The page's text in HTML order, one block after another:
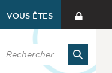
VOUS ÊTES